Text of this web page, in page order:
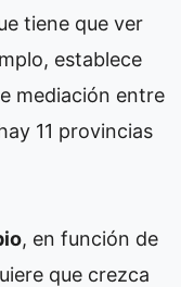
tiene que ver
establece
mediación entre
11 provincias
, en función de
que crezca